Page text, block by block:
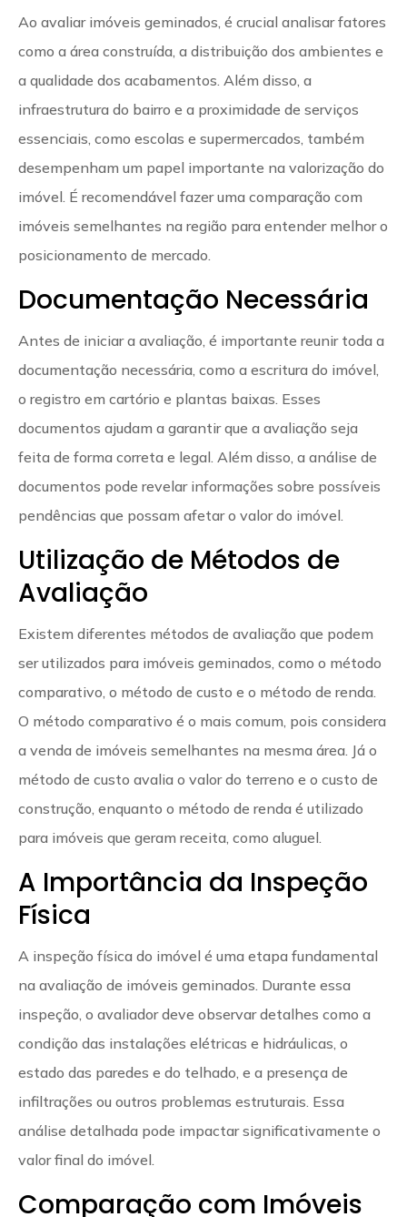
Ao avaliar imóveis geminados, é crucial analisar fatores
como a área construída, a distribuição dos ambientes e
a qualidade dos acabamentos. Além disso, a
infraestrutura do bairro e a proximidade de serviços
essenciais, como escolas e supermercados, também
desempenham um papel importante na valorização do
imóvel. É recomendável fazer uma comparação com
imóveis semelhantes na região para entender melhor o
posicionamento de mercado.
Documentação Necessária
Antes de iniciar a avaliação, é importante reunir toda a
documentação necessária, como a escritura do imóvel,
o registro em cartório e plantas baixas. Esses
documentos ajudam a garantir que a avaliação seja
feita de forma correta e legal. Além disso, a análise de
documentos pode revelar informações sobre possíveis
pendências que possam afetar o valor do imóvel.
Utilização de Métodos de
Avaliação
Existem diferentes métodos de avaliação que podem
ser utilizados para imóveis geminados, como o método
comparativo, o método de custo e o método de renda.
O método comparativo é o mais comum, pois considera
a venda de imóveis semelhantes na mesma área. Já o
método de custo avalia o valor do terreno e o custo de
construção, enquanto o método de renda é utilizado
para imóveis que geram receita, como aluguel.
A Importância da Inspeção
Física
A inspeção física do imóvel é uma etapa fundamental
na avaliação de imóveis geminados. Durante essa
inspeção, o avaliador deve observar detalhes como a
condição das instalações elétricas e hidráulicas, o
estado das paredes e do telhado, e a presença de
infiltrações ou outros problemas estruturais. Essa
análise detalhada pode impactar significativamente o
valor final do imóvel.
Comparação com Imóveis